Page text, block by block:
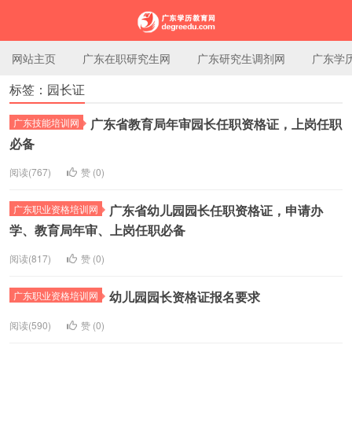
广东学历教育网
网站主页 广东在职研究生网 广东研究生调剂网 广东学
标签：园长证
广东技能培训网
广东省教育局年审园长任职资格证，上岗任职
必备
阅读(767) 赞 (0)
广东职业资格培训网
广东省幼儿园园长任职资格证，申请办
学、教育局年审、上岗任职必备
阅读(817) 赞 (0)
广东职业资格培训网 幼儿园园长资格证报名要求
阅读(590) 赞 (0)